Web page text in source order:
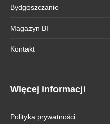
Bydgoszczanie
Magazyn BI
Kontakt
Więcej informacji
Polityka prywatności